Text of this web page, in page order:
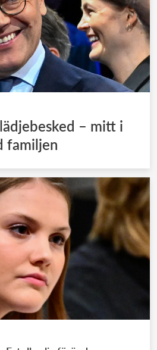
– mitt i
familjen